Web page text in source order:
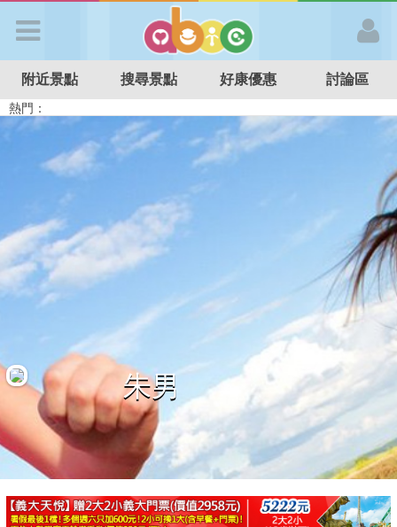
APP登入
首 頁
搜尋景點
好康優惠
最新留言
商家合作
推薦景點
附近景點 搜尋景點 好康優惠 討論區
熱門：
特色遊戲場
親子住房優惠 台北親子餐廳 溫泉泡湯SPA
朱男